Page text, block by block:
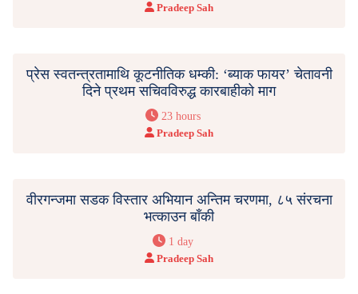
Pradeep Sah
प्रेस स्वतन्त्रतामाथि कूटनीतिक धम्की: ‘ब्याक फायर’ चेतावनी
दिने प्रथम सचिवविरुद्ध कारबाहीको माग
23 hours
Pradeep Sah
वीरगन्जमा सडक विस्तार अभियान अन्तिम चरणमा, ८५ संरचना
भत्काउन बाँकी
1 day
Pradeep Sah